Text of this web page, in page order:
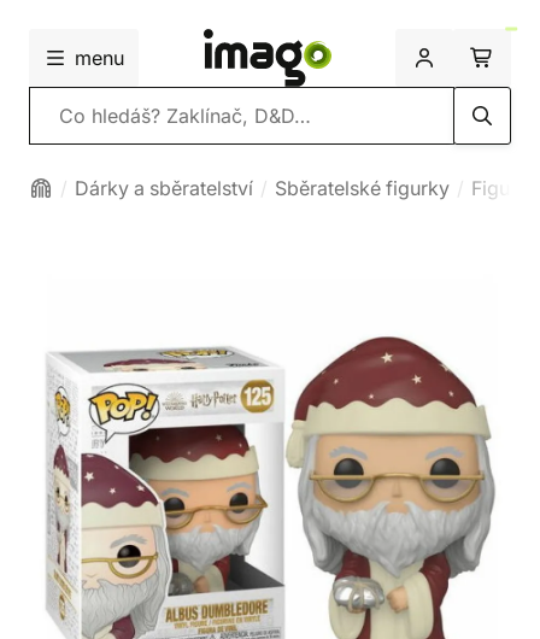
menu
Vyhledávání
Dárky a sběratelství Sběratelské figurky